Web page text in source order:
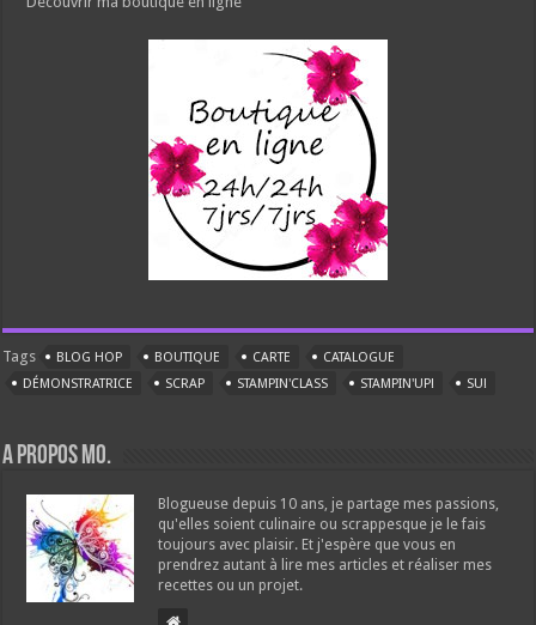
Tags BLOG HOP BOUTIQUE CARTE
CATALOGUE
DÉMONSTRATRICE
SCRAP STAMPIN'CLASS STAMPIN'UP! SU!
A propos Mo.
Blogueuse depuis 10 ans, je partage mes passions,
qu'elles soient culinaire ou scrappesque je le fais
toujours avec plaisir. Et j'espère que vous en
prendrez autant à lire mes articles et réaliser mes
recettes ou un projet.